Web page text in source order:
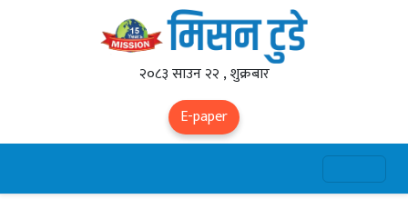
२०८३ साउन २२ , शुक्रबार
E-paper